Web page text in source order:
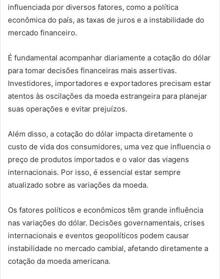
influenciada por diversos fatores, como a política
econômica do país, as taxas de juros e a instabilidade do
mercado financeiro.
É fundamental acompanhar diariamente a cotação do dólar
para tomar decisões financeiras mais assertivas.
Investidores, importadores e exportadores precisam estar
atentos às oscilações da moeda estrangeira para planejar
suas operações e evitar prejuízos.
Além disso, a cotação do dólar impacta diretamente o
custo de vida dos consumidores, uma vez que influencia o
preço de produtos importados e o valor das viagens
internacionais. Por isso, é essencial estar sempre
atualizado sobre as variações da moeda.
Os fatores políticos e econômicos têm grande influência
nas variações do dólar. Decisões governamentais, crises
internacionais e eventos geopolíticos podem causar
instabilidade no mercado cambial, afetando diretamente a
cotação da moeda americana.